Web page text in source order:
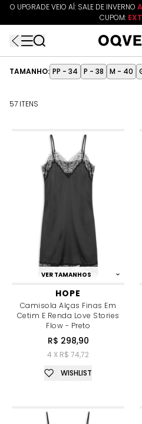
O UPGRADE VEIO AÍ: SALE DE INVERNO
CUPOM:
TAMANHO: PP - 34 P - 38 M - 40
57 ITENS
VER TAMANHOS
HOPE
Camisola Alças Finas Em
Cetim E Renda Love Stories
Flow - Preto
R$ 298,90
4 X R$ 74,72
WISHLIST